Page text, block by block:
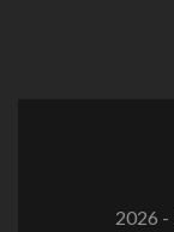
2026 -